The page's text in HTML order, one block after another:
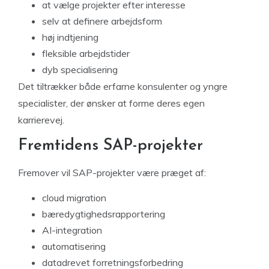
at vælge projekter efter interesse
selv at definere arbejdsform
høj indtjening
fleksible arbejdstider
dyb specialisering
Det tiltrækker både erfarne konsulenter og yngre
specialister, der ønsker at forme deres egen
karrierevej.
Fremtidens SAP-projekter
Fremover vil SAP-projekter være præget af:
cloud migration
bæredygtighedsrapportering
AI-integration
automatisering
datadrevet forretningsforbedring